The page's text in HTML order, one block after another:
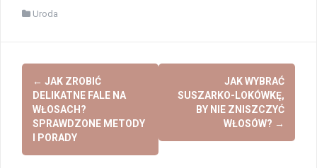
Uroda
Post
navigation
← JAK ZROBIĆ
DELIKATNE FALE NA
WŁOSACH?
SPRAWDZONE METODY
I PORADY
JAK WYBRAĆ
SUSZARKO-LOKÓWKĘ,
BY NIE ZNISZCZYĆ
WŁOSÓW? →